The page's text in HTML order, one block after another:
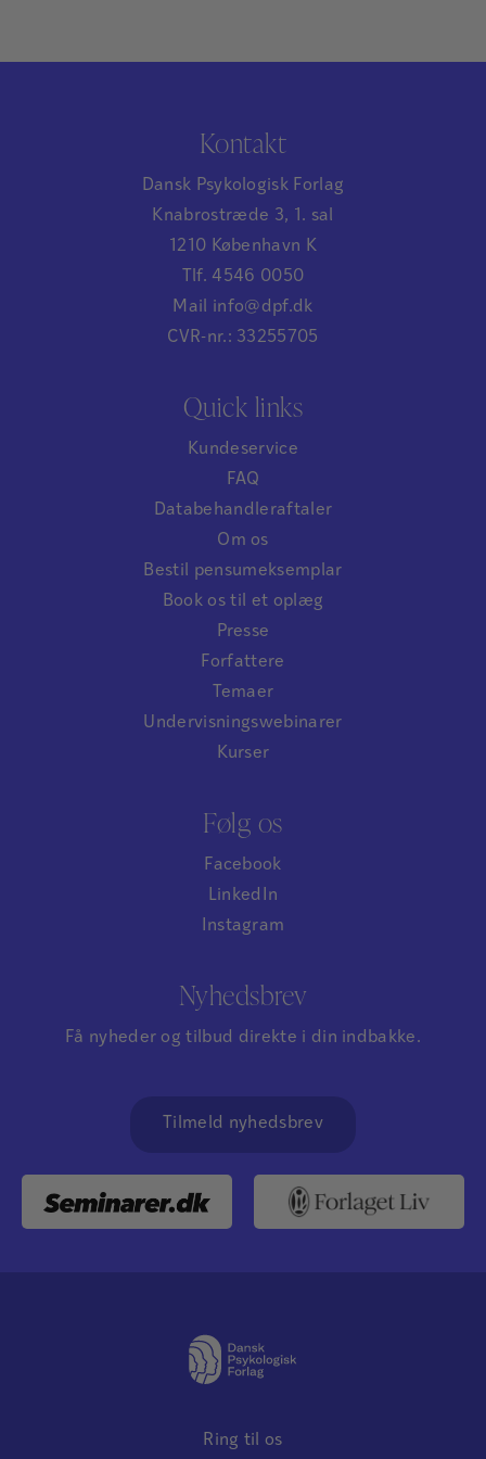
Kontakt
Dansk Psykologisk Forlag
Knabrostræde 3, 1. sal
1210 København K
Tlf. 4546 0050
Mail info@dpf.dk
CVR-nr.: 33255705
Quick links
Kundeservice
FAQ
Databehandleraftaler
Om os
Bestil pensumeksemplar
Book os til et oplæg
Presse
Forfattere
Temaer
Undervisningswebinarer
Kurser
Følg os
Facebook
LinkedIn
Instagram
Nyhedsbrev
Få nyheder og tilbud direkte i din indbakke.
Tilmeld nyhedsbrev
Ring til os